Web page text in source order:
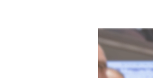
vidéo